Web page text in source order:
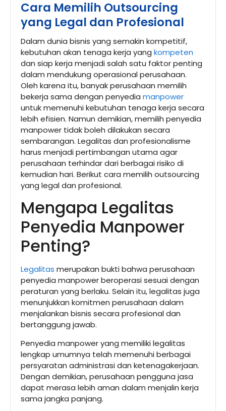
Cara Memilih Outsourcing
yang Legal dan Profesional
Dalam dunia bisnis yang semakin kompetitif,
kebutuhan akan tenaga kerja yang kompeten
dan siap kerja menjadi salah satu faktor penting
dalam mendukung operasional perusahaan.
Oleh karena itu, banyak perusahaan memilih
bekerja sama dengan penyedia manpower
untuk memenuhi kebutuhan tenaga kerja secara
lebih efisien. Namun demikian, memilih penyedia
manpower tidak boleh dilakukan secara
sembarangan. Legalitas dan profesionalisme
harus menjadi pertimbangan utama agar
perusahaan terhindar dari berbagai risiko di
kemudian hari. Berikut cara memilih outsourcing
yang legal dan profesional.
Mengapa Legalitas
Penyedia Manpower
Penting?
Legalitas merupakan bukti bahwa perusahaan
penyedia manpower beroperasi sesuai dengan
peraturan yang berlaku. Selain itu, legalitas juga
menunjukkan komitmen perusahaan dalam
menjalankan bisnis secara profesional dan
bertanggung jawab.
Penyedia manpower yang memiliki legalitas
lengkap umumnya telah memenuhi berbagai
persyaratan administrasi dan ketenagakerjaan.
Dengan demikian, perusahaan pengguna jasa
dapat merasa lebih aman dalam menjalin kerja
sama jangka panjang.